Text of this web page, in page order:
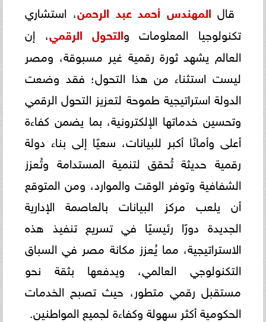
قال المهندس أحمد عبد الرحمن، استشاري
تكنولوجيا المعلومات والتحول الرقمي، إن
العالم يشهد ثورة رقمية غير مسبوقة، ومصر
ليست استثناء من هذا التحول؛ فقد وضعت
الدولة استراتيجية طموحة لتعزيز التحول الرقمي
وتحسين خدماتها الإلكترونية، بما يضمن كفاءة
أعلى وأمانًا أكبر للبيانات، سعيًا إلى بناء دولة
رقمية حديثة تُحقق لتنمية المستدامة وتُعزز
الشفافية وتوفر الوقت والموارد، ومن المتوقع
أن يلعب مركز البيانات بالعاصمة الإدارية
الجديدة دورًا رئيسيًا في تسريع تنفيذ هذه
الاستراتيجية، مما يُعزز مكانة مصر في السباق
التكنولوجي العالمي، ويدفعها بثقة نحو
مستقبل رقمي متطور، حيث تصبح الخدمات
الحكومية أكثر سهولة وكفاءة لجميع المواطنين.